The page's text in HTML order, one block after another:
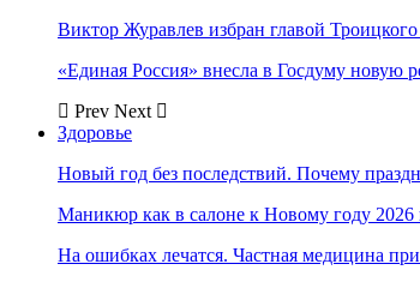
Виктор Журавлев избран главой
«Единая Россия» внесла в Госдуму новую
Prev Next
Здоровье
Новый год без последствий. Почему
Маникюр как в салоне к Новому году
На ошибках лечатся. Частная медицина